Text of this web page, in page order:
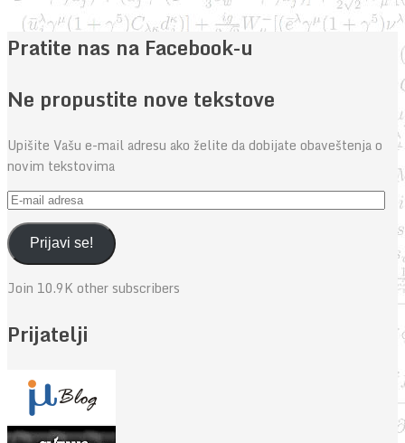
Pratite nas na Facebook-u
Ne propustite nove tekstove
Upišite Vašu e-mail adresu ako želite da dobijate obaveštenja o
novim tekstovima
E-
mail
adresaPrijavi se!
Join 10.9K other subscribers
Prijatelji